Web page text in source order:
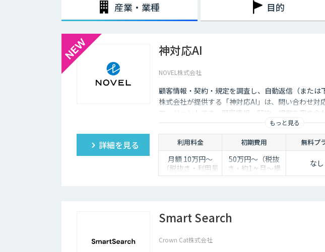
産業・業種 目的
神対応AI
NOVEL株式会社
顧客情報・契約・規定を調査し、自動返信（または
株式会社が提供する「神対応AI」は、問い合わせ対
エージェントです。顧客情報・契約・規定を突き合
し、自動送信か下書き止めかを選べます。
もっと見る
詳細を見る 利用料金 初期費用 無料プ
月額 10万円〜
（税抜き・利用量
に応じて見積り）
50万円〜（税抜
き・約1ヶ月〜構
築）
なし
Smart Search
Crown Cat株式会社